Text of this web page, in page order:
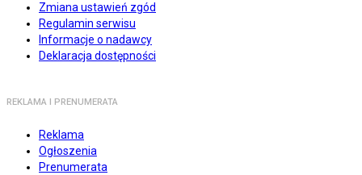
Zmiana ustawień zgód
Regulamin serwisu
Informacje o nadawcy
Deklaracja dostępności
REKLAMA I PRENUMERATA
Reklama
Ogłoszenia
Prenumerata